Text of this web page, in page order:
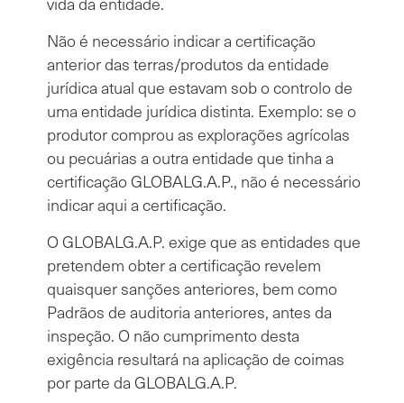
Não é necessário indicar a certificação
anterior das terras/produtos da entidade
jurídica atual que estavam sob o controlo de
uma entidade jurídica distinta. Exemplo: se o
produtor comprou as explorações agrícolas
ou pecuárias a outra entidade que tinha a
certificação GLOBALG.A.P., não é necessário
indicar aqui a certificação.
O GLOBALG.A.P. exige que as entidades que
pretendem obter a certificação revelem
quaisquer sanções anteriores, bem como
Padrãos de auditoria anteriores, antes da
inspeção. O não cumprimento desta
exigência resultará na aplicação de coimas
por parte da GLOBALG.A.P.